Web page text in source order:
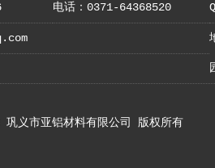
电话：0371-64368520
巩义市亚铝材料有限公司 版权